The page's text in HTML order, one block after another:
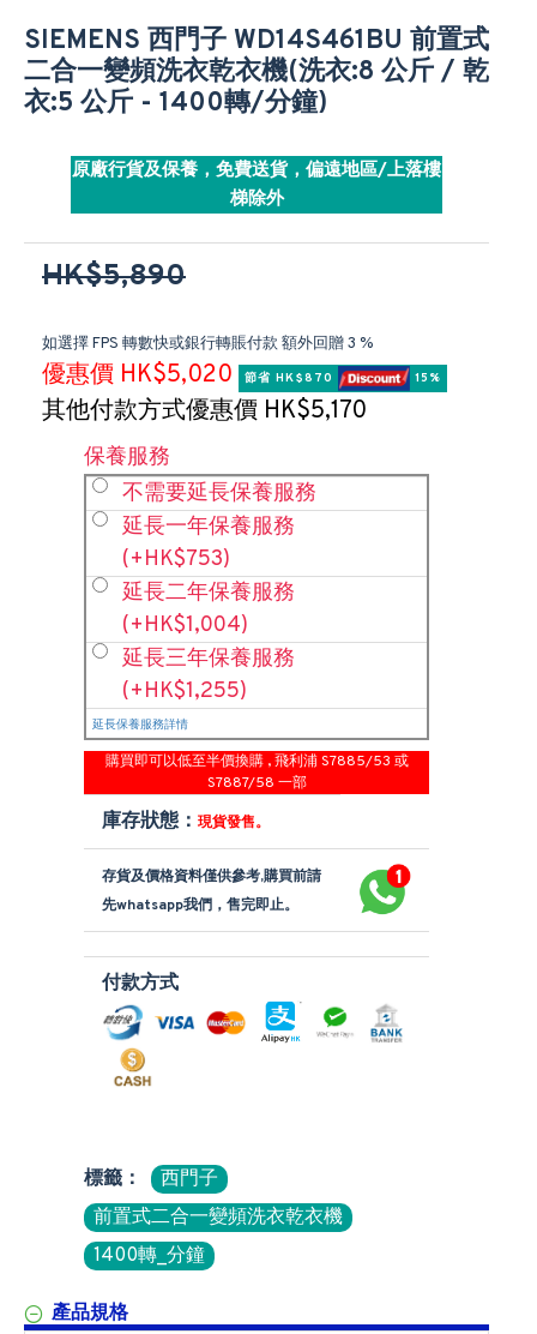
SIEMENS 西門子 WD14S461BU 前置式
二合一變頻洗衣乾衣機(洗衣:8 公斤 / 乾
衣:5 公斤 - 1400轉/分鐘)
原廠行貨及保養，免費送貨，偏遠地區/上落樓
梯除外
HK$5,890
如選擇 FPS 轉數快或銀行轉賬付款 額外回贈 3 %
優惠價 HK$5,020 節省 HK$870 15%
其他付款方式優惠價 HK$5,170
保養服務
不需要延長保養服務
延長一年保養服務
(+HK$753)
延長二年保養服務
(+HK$1,004)
延長三年保養服務
(+HK$1,255)
延長保養服務詳情
購買即可以低至半價換購 , 飛利浦 S7885/53 或
S7887/58 一部
庫存狀態： 現貨發售。
存貨及價格資料僅供參考,購買前請
先whatsapp我們，售完即止。
付款方式
標籤：
西門子
前置式二合一變頻洗衣乾衣機
1400轉_分鐘
產品規格